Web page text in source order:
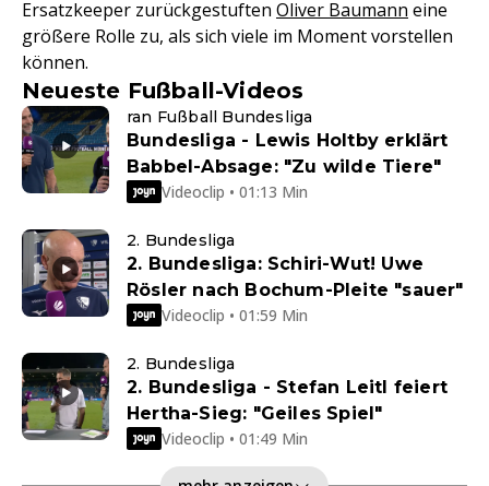
Ersatzkeeper zurückgestuften Oliver Baumann eine
größere Rolle zu, als sich viele im Moment vorstellen
können.
Neueste Fußball-Videos
ran Fußball Bundesliga
Bundesliga - Lewis Holtby erklärt
Babbel-Absage: "Zu wilde Tiere"
Videoclip • 01:13 Min
2. Bundesliga
2. Bundesliga: Schiri-Wut! Uwe
Rösler nach Bochum-Pleite "sauer"
Videoclip • 01:59 Min
2. Bundesliga
2. Bundesliga - Stefan Leitl feiert
Hertha-Sieg: "Geiles Spiel"
Videoclip • 01:49 Min